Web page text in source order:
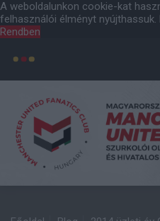
A weboldalunkon cookie-kat
felhasználói élményt nyújthassuk.
Rendben